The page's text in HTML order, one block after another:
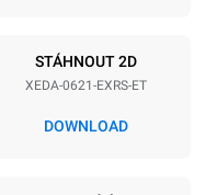
Příkon
23,1 kW
STÁHNOUT 2D
XEDA-0621-EXRS-ET
DOWNLOAD